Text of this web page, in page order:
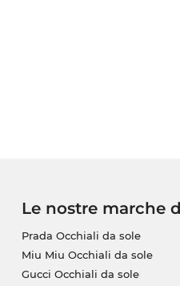
Le nostre marche
Prada Occhiali da sole
Miu Miu Occhiali da sole
Gucci Occhiali da sole